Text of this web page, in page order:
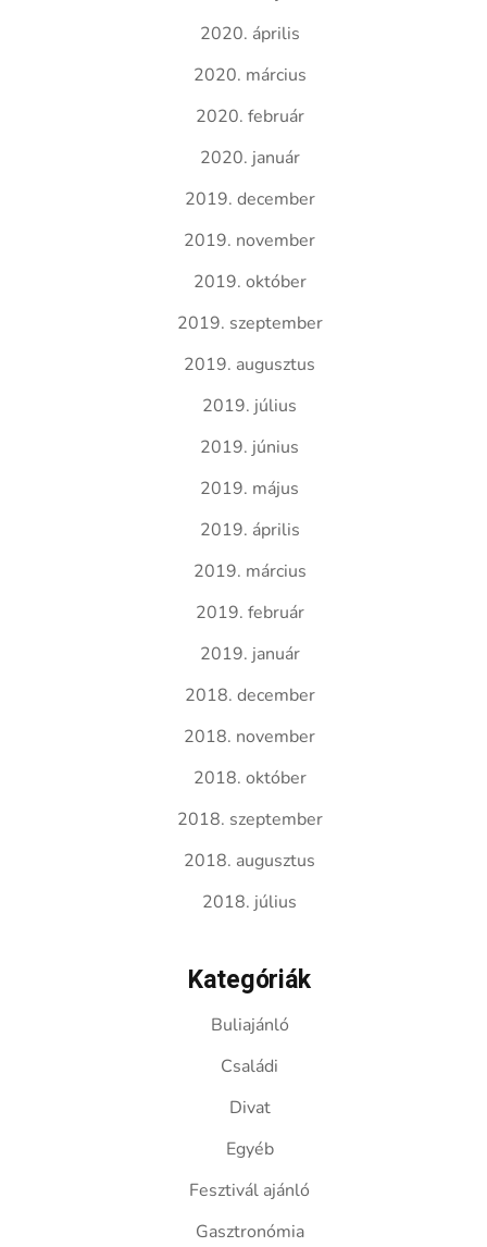
2020. április
2020. március
2020. február
2020. január
2019. december
2019. november
2019. október
2019. szeptember
2019. augusztus
2019. július
2019. június
2019. május
2019. április
2019. március
2019. február
2019. január
2018. december
2018. november
2018. október
2018. szeptember
2018. augusztus
2018. július
Kategóriák
Buliajánló
Családi
Divat
Egyéb
Fesztivál ajánló
Gasztronómia